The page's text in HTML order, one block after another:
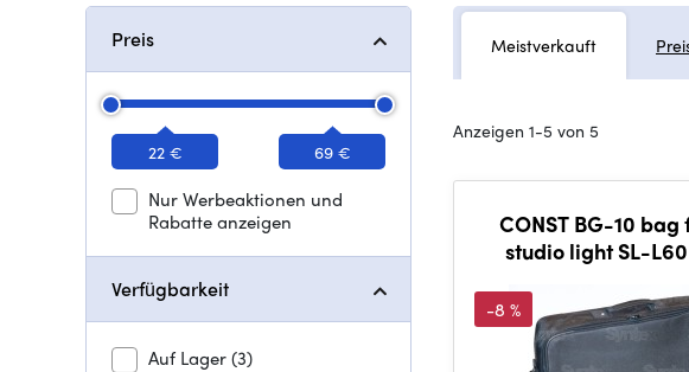
Preis
22 € 69 €
Nur Werbeaktionen und
Rabatte anzeigen
Verfügbarkeit
Auf Lager(3)
Meistverkauft
Anzeigen 1-5 von 5
CONST BG-10 bag
studio light SL-
-8 %